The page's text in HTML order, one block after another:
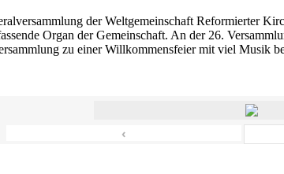
der Weltgemeinschaft Reformierter
Organ der Gemeinschaft. An der 26.
zu einer Willkommensfeier mit viel Musik
‹